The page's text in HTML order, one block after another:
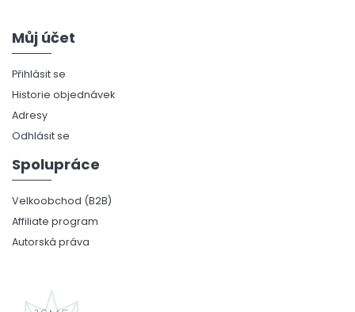
Můj účet
Přihlásit se
Historie objednávek
Adresy
Odhlásit se
Spolupráce
Velkoobchod (B2B)
Affiliate program
Autorská práva